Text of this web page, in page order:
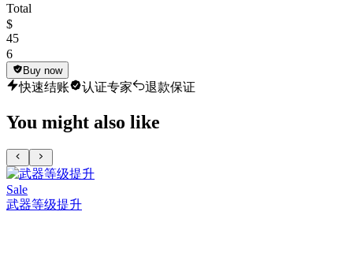
Total
$
45
6
Buy now
快速结账 认证专家 退款保证
You might also like
Sale
武器等级提升